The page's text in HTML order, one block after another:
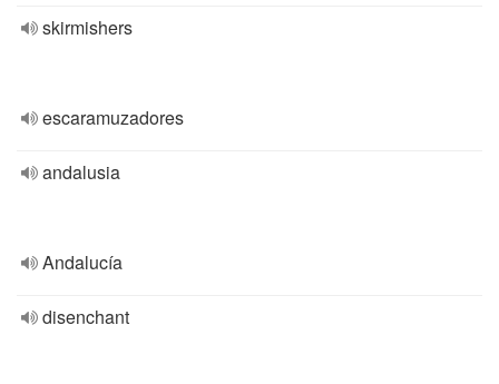
skirmishers
escaramuzadores
andalusia
Andalucía
disenchant